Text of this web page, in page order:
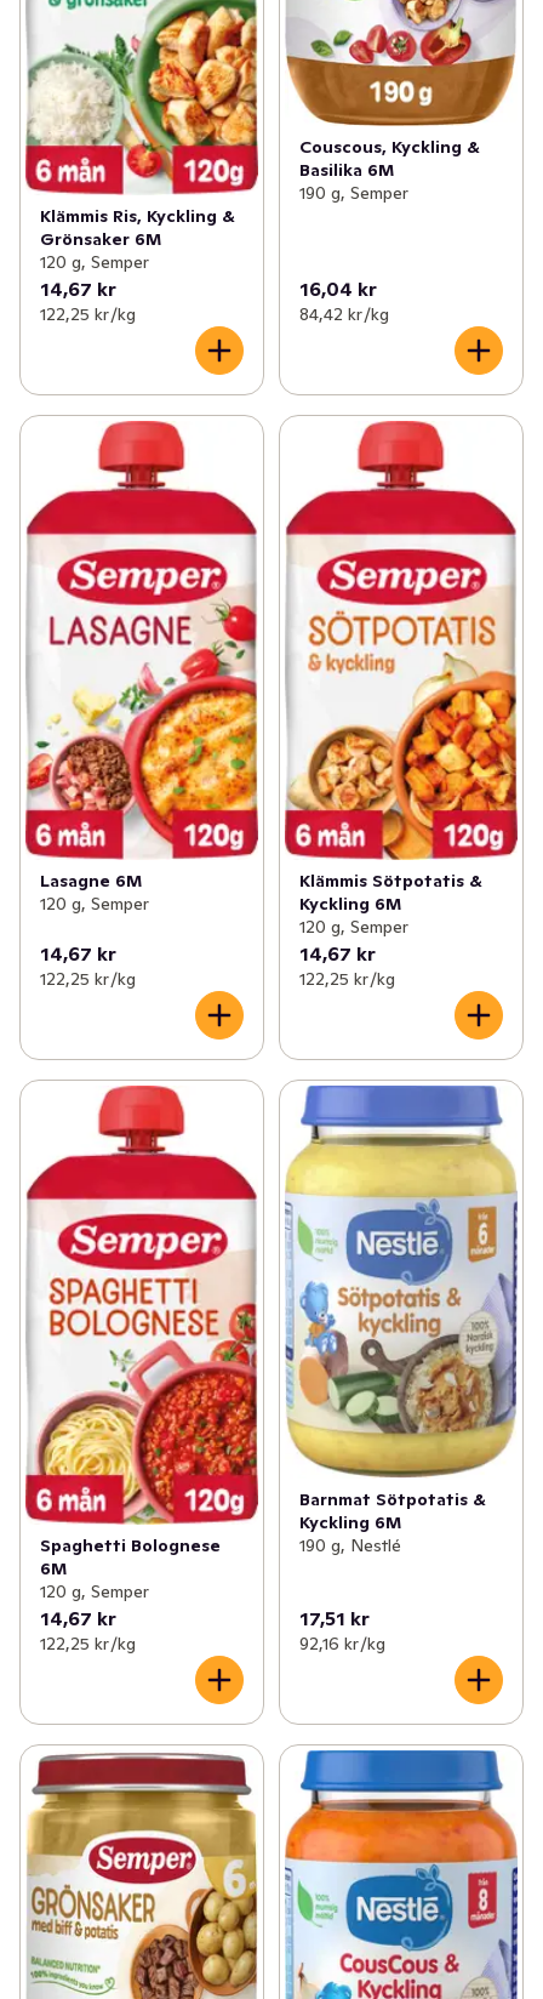
Klämmis Ris, Kyckling &
Grönsaker 6M
120 g, Semper
14,67 kr
122,25 kr /kg
Couscous, Kyckling &
Basilika 6M
190 g, Semper
16,04 kr
84,42 kr /kg
Lasagne 6M
120 g, Semper
14,67 kr
122,25 kr /kg
Klämmis Sötpotatis &
Kyckling 6M
120 g, Semper
14,67 kr
122,25 kr /kg
Spaghetti Bolognese
6M
120 g, Semper
14,67 kr
122,25 kr /kg
Barnmat Sötpotatis &
Kyckling 6M
190 g, Nestlé
17,51 kr
92,16 kr /kg